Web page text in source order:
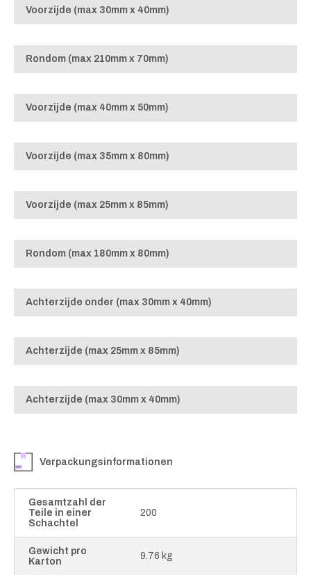
Voorzijde (max 30mm x 40mm)
Rondom (max 210mm x 70mm)
Voorzijde (max 40mm x 50mm)
Voorzijde (max 35mm x 80mm)
Voorzijde (max 25mm x 85mm)
Rondom (max 180mm x 80mm)
Achterzijde onder (max 30mm x 40mm)
Achterzijde (max 25mm x 85mm)
Achterzijde (max 30mm x 40mm)
Verpackungsinformationen
Gesamtzahl der
Teile in einer
Schachtel
200
Gewicht pro
Karton
9.76 kg